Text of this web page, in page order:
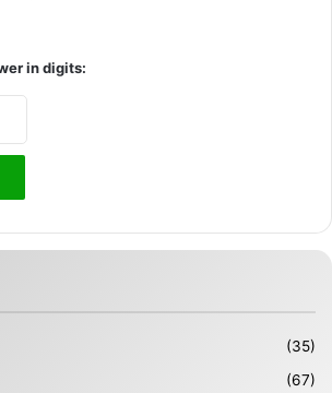
in digits:
(35)
(67)